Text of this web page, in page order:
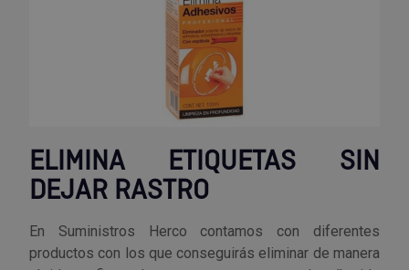
ELIMINA ETIQUETAS SIN
DEJAR RASTRO
En Suministros Herco contamos con diferentes
productos con los que conseguirás eliminar de manera